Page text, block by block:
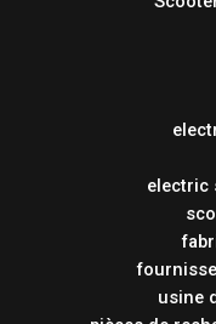
electric
usine